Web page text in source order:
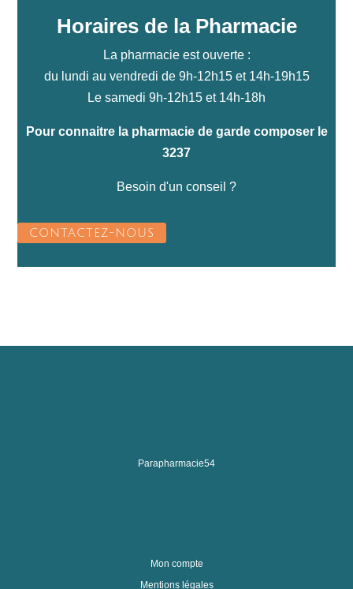
Horaires de la Pharmacie
La pharmacie est ouverte :
du lundi au vendredi de 9h-12h15 et 14h-19h15
Le samedi 9h-12h15 et 14h-18h
Pour connaitre la pharmacie de garde composer le
3237
Besoin d'un conseil ?
CONTACTEZ-NOUS
Parapharmacie54
Mon compte
Mentions légales